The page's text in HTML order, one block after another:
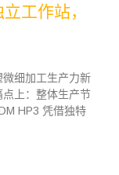
工作站，
细加工生产力新
上：整体生产节
HP3 凭借独特